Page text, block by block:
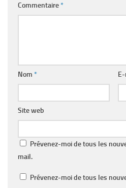
Commentaire*
Nom *
Site web
Prévenez-moi de tous les
mail.
Prévenez-moi de tous les